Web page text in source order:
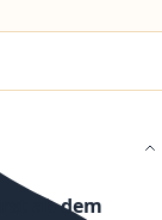
ab dem